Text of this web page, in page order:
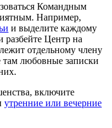
Командным
Например,
и выделите каждому
разбейте Центр на
отдельному члену
любовные записки
включите
утренние или вечерние